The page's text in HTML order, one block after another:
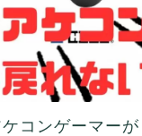
コンゲーマーが